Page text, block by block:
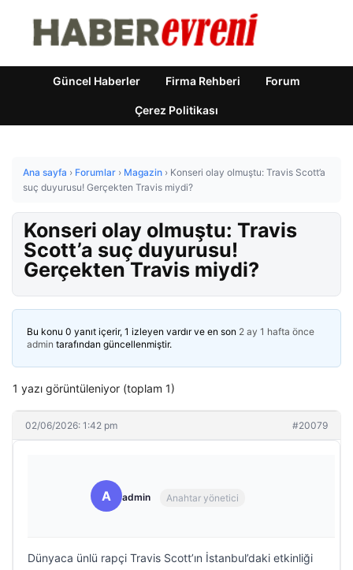
Güncel Haberler Firma Rehberi Forum
Çerez Politikası
Ana sayfa › Forumlar › Magazin › Konseri olay olmuştu: Travis Scott’a
suç duyurusu! Gerçekten Travis miydi?
Konseri olay olmuştu: Travis
Scott’a suç duyurusu!
Gerçekten Travis miydi?
Bu konu 0 yanıt içerir, 1 izleyen vardır ve en son 2 ay 1 hafta önce
admin tarafından güncellenmiştir.
1 yazı görüntüleniyor (toplam 1)
02/06/2026: 1:42 pm #20079
A admin Anahtar yönetici
Dünyaca ünlü rapçi Travis Scott’ın İstanbul’daki etkinliği